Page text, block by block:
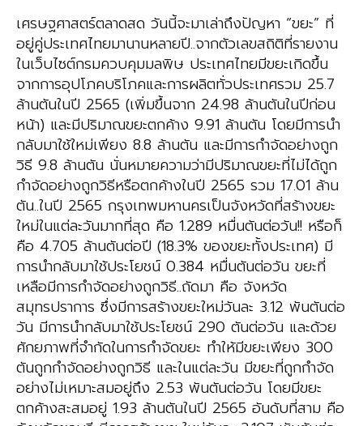
เศรษฐศาสตร์ตลาดสด วันนี้จะมาเล่าถึงปัญหา “ขยะ” ที่
อยู่คู่ประเทศไทยมานานหลายปี..จากตัวเลขสถิติที่รายงาน
ในเว็บไซต์กรมควบคุมมลพิษ ประเทศไทยมีขยะเกิดขึ้น
จากการอุปโภคบริโภคและการผลิตทั่วประเทศรวม 25.7
ล้านตันในปี 2565 (เพิ่มขึ้นจาก 24.98 ล้านตันในปีก่อน
หน้า) และมีปริมาณขยะตกค้าง 9.91 ล้านตัน โดยมีการนำ
กลับมาใช้ใหม่เพียง 8.8 ล้านตัน และมีการกำจัดอย่างถูก
วิธี 9.8 ล้านตัน นั่นหมายความว่ามีปริมาณขยะที่ไม่ได้ถูก
กำจัดอย่างถูกวิธีหรือตกค้างในปี 2565 รวม 17.01 ล้าน
ตัน..ในปี 2565 กรุงเทพมหานครเป็นจังหวัดที่สร้างขยะ
ใหม่ในแต่ละวันมากที่สุด คือ 1.289 หมื่นตันต่อวัน!! หรือก็
คือ 4.705 ล้านตันต่อปี (18.3% ของขยะทั้งประเทศ) มี
การนำกลับมาใช้ประโยชน์ 0.384 หมื่นตันต่อวัน ขยะที่
เหลือมีการกำจัดอย่างถูกวิธี..ถัดมา คือ จังหวัด
สมุทรปราการ ซึ่งมีการสร้างขยะใหม่วันละ 3.12 พันตันต่อ
วัน มีการนำกลับมาใช้ประโยชน์ 290 ตันต่อวัน และด้วย
ศักยภาพที่จำกัดในการกำจัดขยะ ทำให้มีขยะเพียง 300
ตันถูกกำจัดอย่างถูกวิธี และในแต่ละวัน มีขยะที่ถูกกำจัด
อย่างไม่เหมาะสมอยู่ถึง 2.53 พันตันต่อวัน โดยมีขยะ
ตกค้างสะสมอยู่ 1.93 ล้านตันในปี 2565 อันดับที่สาม คือ